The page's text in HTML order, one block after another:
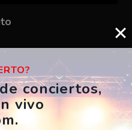
conciertos,
vivo